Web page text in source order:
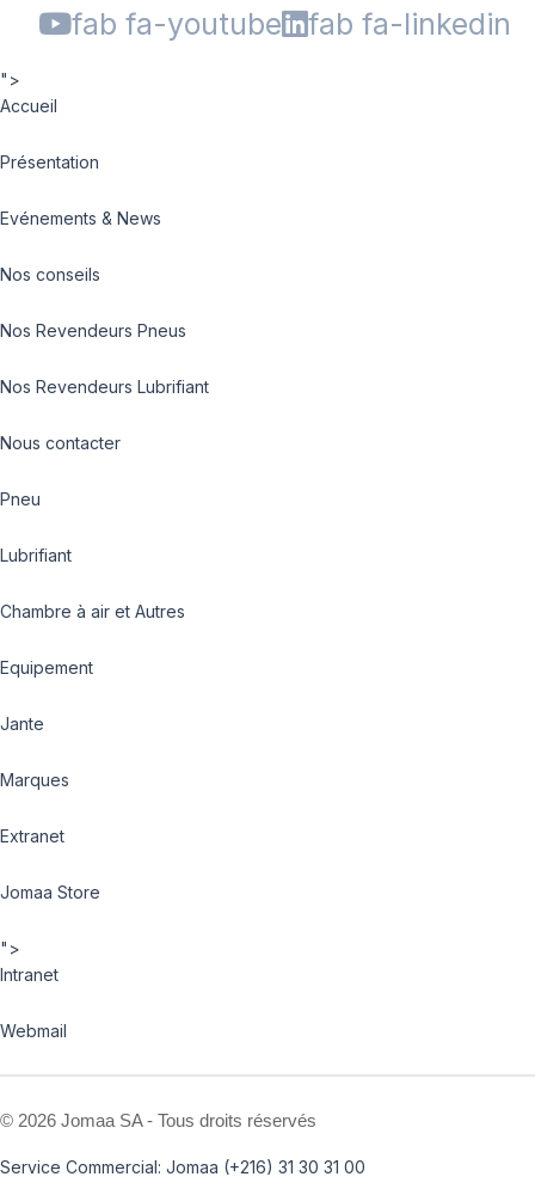
fab fa-youtube
fab fa-linkedin
">
Accueil
Présentation
Evénements & News
Nos conseils
Nos Revendeurs Pneus
Nos Revendeurs Lubrifiant
Nous contacter
Pneu
Lubrifiant
Chambre à air et Autres
Equipement
Jante
Marques
Extranet
Jomaa Store
">
Intranet
Webmail
© 2026 Jomaa SA - Tous droits réservés
Service Commercial: Jomaa (+216) 31 30 31 00